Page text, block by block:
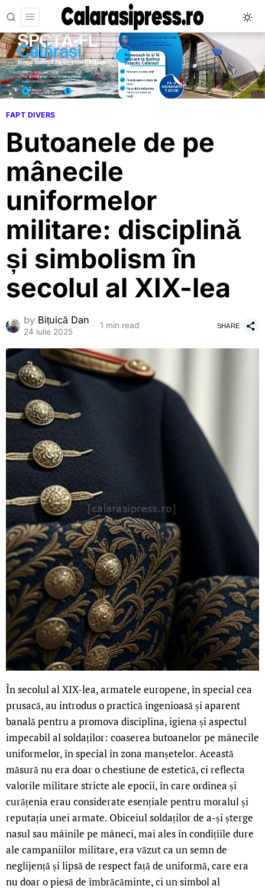
FAPT DIVERS
Butoanele de pe
mânecile
uniformelor
militare: disciplină
și simbolism în
secolul al XIX-lea
by Bițuică Dan
24 iulie 2025
1 min read SHARE
În secolul al XIX-lea, armatele europene, în special cea
prusacă, au introdus o practică ingenioasă și aparent
banală pentru a promova disciplina, igiena și aspectul
impecabil al soldaților: coaserea butoanelor pe mânecile
uniformelor, în special în zona manșetelor. Această
măsură nu era doar o chestiune de estetică, ci reflecta
valorile militare stricte ale epocii, în care ordinea și
curățenia erau considerate esențiale pentru moralul și
reputația unei armate. Obiceiul soldaților de a-și șterge
nasul sau mâinile pe mâneci, mai ales în condițiile dure
ale campaniilor militare, era văzut ca un semn de
neglijență și lipsă de respect față de uniformă, care era
nu doar o piesă de îmbrăcăminte, ci un simbol al